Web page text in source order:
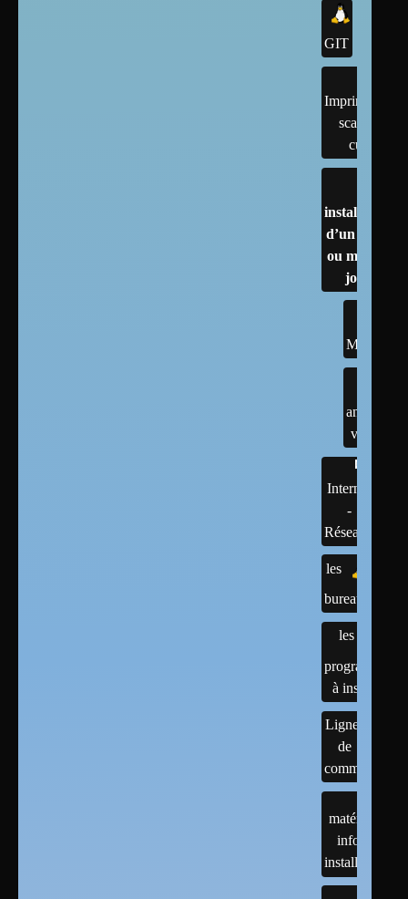
GIT
Imprimantes,
scanner,
cups
installation
d’un linux
ou mises à
jour
MINT
anciennes
versions
Internet
-
Réseaux
les
bureaux
les
programmes
à installer
Lignes
de
commandes
matériels :
infos et
installations